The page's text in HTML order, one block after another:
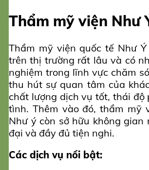
Thẩm mỹ viện Như
Thẩm mỹ viện quốc tế Như
trên thị trường rất lâu và có
nghiệm trong lĩnh vực chăm
thu hút sự quan tâm của
chất lượng dịch vụ tốt, thái độ
tình. Thêm vào đó, thẩm mỹ
Như ý còn sở hữu không gian
đại và đầy đủ tiện nghi.
Các dịch vụ nổi bật: